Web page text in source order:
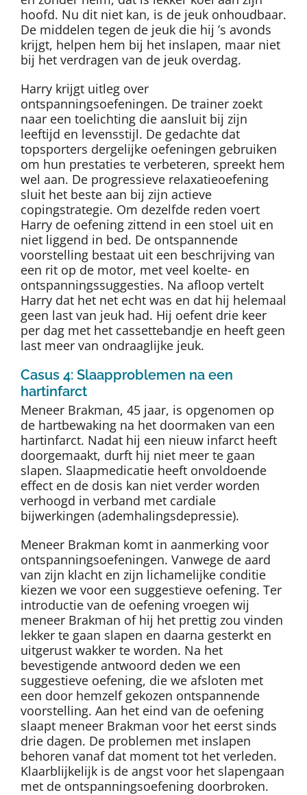
hoofd. Nu dit niet kan, is de jeuk onhoudbaar.
De middelen tegen de jeuk die hij ’s avonds
krijgt, helpen hem bij het inslapen, maar niet
bij het verdragen van de jeuk overdag.
Harry krijgt uitleg over
ontspanningsoefeningen. De trainer zoekt
naar een toelichting die aansluit bij zijn
leeftijd en levensstijl. De gedachte dat
topsporters dergelijke oefeningen gebruiken
om hun prestaties te verbeteren, spreekt hem
wel aan. De progressieve relaxatieoefening
sluit het beste aan bij zijn actieve
copingstrategie. Om dezelfde reden voert
Harry de oefening zittend in een stoel uit en
niet liggend in bed. De ontspannende
voorstelling bestaat uit een beschrijving van
een rit op de motor, met veel koelte- en
ontspanningssuggesties. Na afloop vertelt
Harry dat het net echt was en dat hij helemaal
geen last van jeuk had. Hij oefent drie keer
per dag met het cassettebandje en heeft geen
last meer van ondraaglijke jeuk.
Casus 4: Slaapproblemen na een
hartinfarct
Meneer Brakman, 45 jaar, is opgenomen op
de hartbewaking na het doormaken van een
hartinfarct. Nadat hij een nieuw infarct heeft
doorgemaakt, durft hij niet meer te gaan
slapen. Slaapmedicatie heeft onvoldoende
effect en de dosis kan niet verder worden
verhoogd in verband met cardiale
bijwerkingen (ademhalingsdepressie).
Meneer Brakman komt in aanmerking voor
ontspanningsoefeningen. Vanwege de aard
van zijn klacht en zijn lichamelijke conditie
kiezen we voor een suggestieve oefening. Ter
introductie van de oefening vroegen wij
meneer Brakman of hij het prettig zou vinden
lekker te gaan slapen en daarna gesterkt en
uitgerust wakker te worden. Na het
bevestigende antwoord deden we een
suggestieve oefening, die we afsloten met
een door hemzelf gekozen ontspannende
voorstelling. Aan het eind van de oefening
slaapt meneer Brakman voor het eerst sinds
drie dagen. De problemen met inslapen
behoren vanaf dat moment tot het verleden.
Klaarblijkelijk is de angst voor het slapengaan
met de ontspanningsoefening doorbroken.